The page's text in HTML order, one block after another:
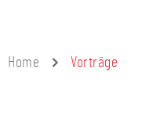
Home Vorträge